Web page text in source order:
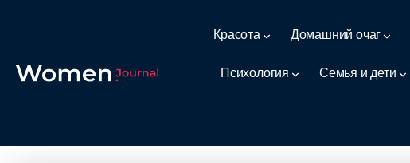
Красота Домашний очаг
Психология Семья и дети